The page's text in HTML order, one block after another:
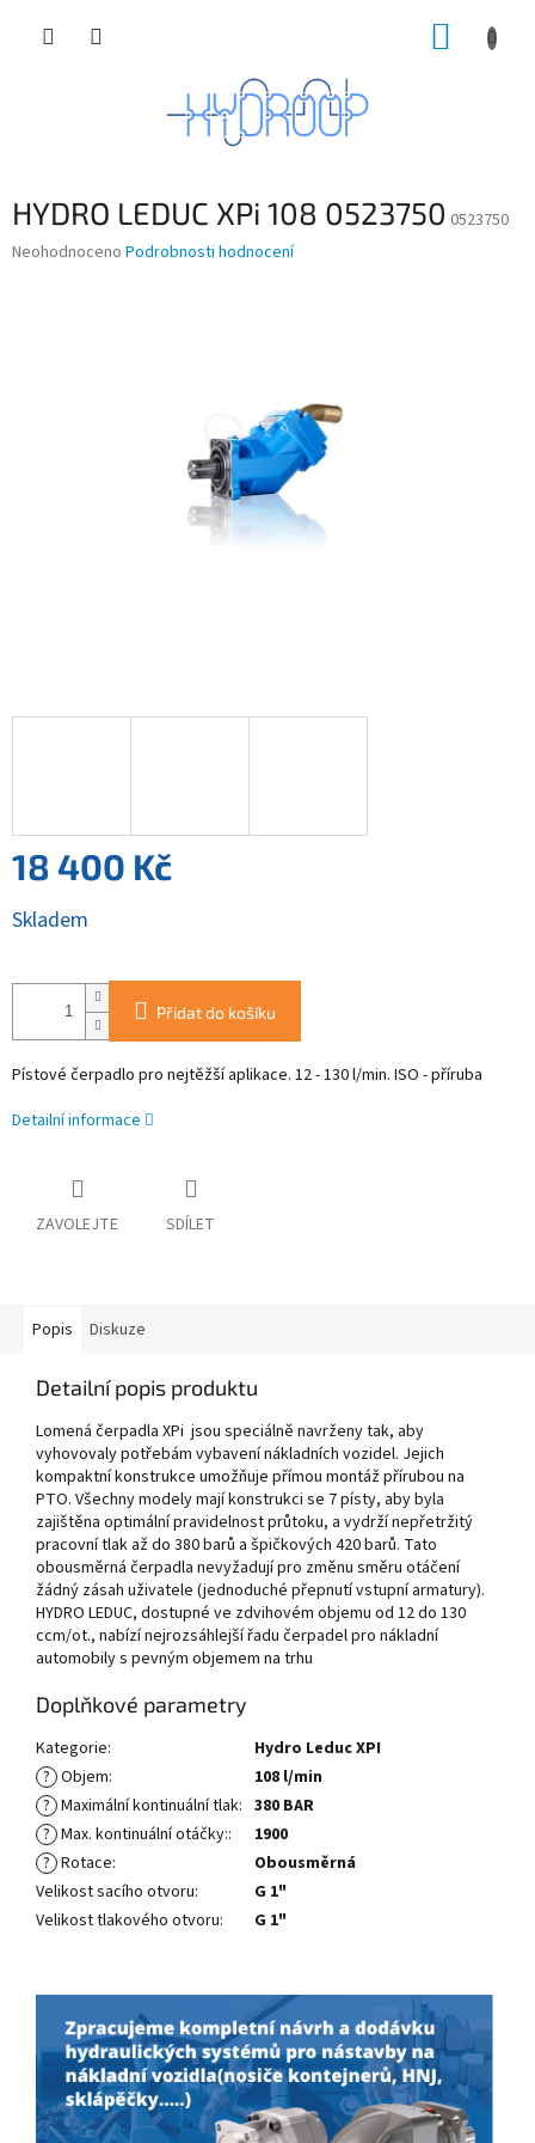
HYDRO LEDUC XPi 108 0523750 0523750
Průměrné
Neohodnoceno Podrobnosti hodnocení
18 400 Kč
cena:
Skladem
Přidat do košíku
Pístové čerpadlo pro nejtěžší aplikace. 12 - 130 l/min. ISO - příruba
Detailní informace
ZAVOLEJTE SDÍLET
Popis Diskuze
Detailní popis produktu
Lomená čerpadla XPi jsou speciálně navrženy tak, aby
vyhovovaly potřebám vybavení nákladních vozidel. Jejich
kompaktní konstrukce umožňuje přímou montáž přírubou na
PTO. Všechny modely mají konstrukci se 7 písty, aby byla
zajištěna optimální pravidelnost průtoku, a vydrží nepřetržitý
pracovní tlak až do 380 barů a špičkových 420 barů. Tato
obousměrná čerpadla nevyžadují pro změnu směru otáčení
žádný zásah uživatele (jednoduché přepnutí vstupní armatury).
HYDRO LEDUC, dostupné ve zdvihovém objemu od 12 do 130
ccm/ot., nabízí nejrozsáhlejší řadu čerpadel pro nákladní
automobily s pevným objemem na trhu
Doplňkové parametry
Kategorie:
Hydro Leduc XPI
? Objem:
108 l/min
? Maximální kontinuální tlak: 380 BAR
? Max. kontinuální otáčky::
1900
? Rotace:
Obousměrná
Velikost sacího otvoru:
G 1"
Velikost tlakového otvoru: G 1"